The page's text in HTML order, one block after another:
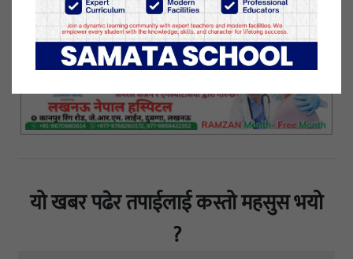
११ जेष्ठ २०८०, बिहीबार प्रकाशित
यो खबर पढेर तपाईलाई कस्तो महसुस भयो
?